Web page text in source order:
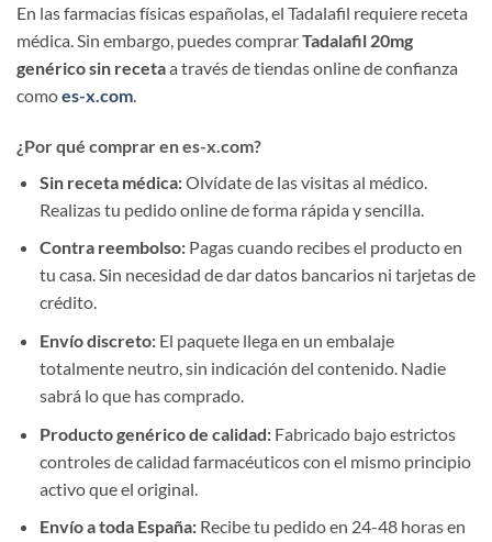
En las farmacias físicas españolas, el Tadalafil requiere receta
médica. Sin embargo, puedes comprarTadalafil 20mg
genérico sin recetaa través de tiendas online de confianza
comoes-x.com.
¿Por qué comprar en es-x.com?
Sin receta médica:Olvídate de las visitas al médico.
Realizas tu pedido online de forma rápida y sencilla.
Contra reembolso:Pagas cuando recibes el producto en
tu casa. Sin necesidad de dar datos bancarios ni tarjetas de
crédito.
Envío discreto:El paquete llega en un embalaje
totalmente neutro, sin indicación del contenido. Nadie
sabrá lo que has comprado.
Producto genérico de calidad:Fabricado bajo estrictos
controles de calidad farmacéuticos con el mismo principio
activo que el original.
Envío a toda España:Recibe tu pedido en 24-48 horas en